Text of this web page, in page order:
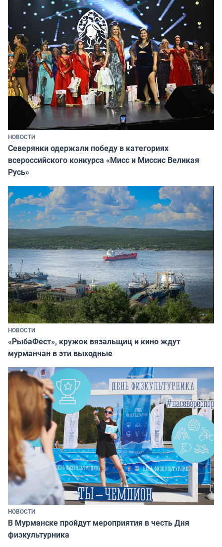
НОВОСТИ
Северянки одержали победу в категориях
всероссийского конкурса «Мисс и Миссис Великая
Русь»
НОВОСТИ
«РыбаФест», кружок вязальщиц и кино ждут
мурманчан в эти выходные
НОВОСТИ
В Мурманске пройдут мероприятия в честь Дня
физкультурника